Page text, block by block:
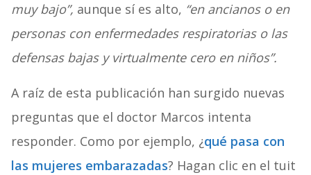
muy bajo”, aunque sí es alto, “en ancianos o en
personas con enfermedades respiratorias o las
defensas bajas y virtualmente cero en niños”.
A raíz de esta publicación han surgido nuevas
preguntas que el doctor Marcos intenta
responder. Como por ejemplo, ¿qué pasa con
las mujeres embarazadas? Hagan clic en el tuit